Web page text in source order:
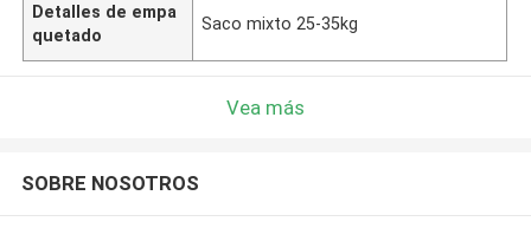
Detalles de empa
quetado
Saco mixto 25-35kg
Vea más
SOBRE NOSOTROS